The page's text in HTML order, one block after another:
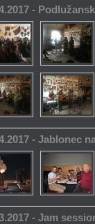
-
- Jablonec
- Jam